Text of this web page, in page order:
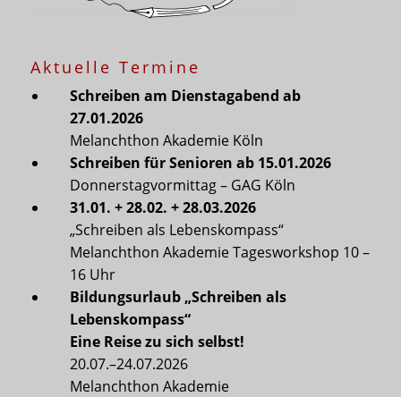
Aktuelle Termine
Schreiben am Dienstagabend ab
27.01.2026
Melanchthon Akademie Köln
Schreiben für Senioren ab 15.01.2026
Donnerstagvormittag – GAG Köln
31.01. + 28.02. + 28.03.2026
„Schreiben als Lebenskompass“
Melanchthon Akademie Tagesworkshop 10 –
16 Uhr
Bildungsurlaub „Schreiben als
Lebenskompass“
Eine Reise zu sich selbst!
20.07.–24.07.2026
Melanchthon Akademie